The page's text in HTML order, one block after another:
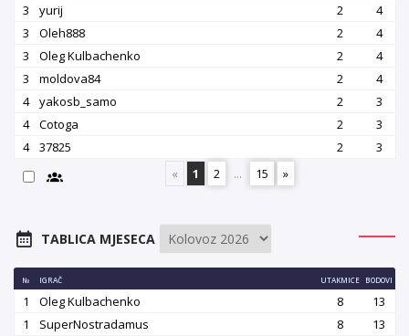
3
yurij 2
4
3
Oleh888 2
4
3
Oleg Kulbachenko 2
4
3
moldova84 2
4
4
yakosb_samo 2
3
4
Cotoga 2
3
4
37825 2
3
«
1 2 ... 15 »
TABLICA MJESECA
№ IGRAČ UTAKMICE BODOVI
1 Oleg Kulbachenko 8
13
1
SuperNostradamus 8
13